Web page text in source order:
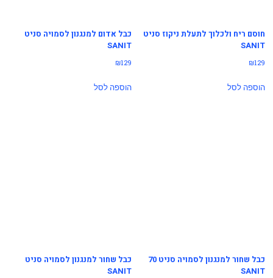
חוסם ריח ולכלוך לתעלת ניקוז סניט
SANIT
₪129
הוספה לסל
כבל אדום למנגנון לסמויה סניט
SANIT
₪129
הוספה לסל
כבל שחור למנגנון לסמויה סניט 70
SANIT
כבל שחור למנגנון לסמויה סניט
SANIT